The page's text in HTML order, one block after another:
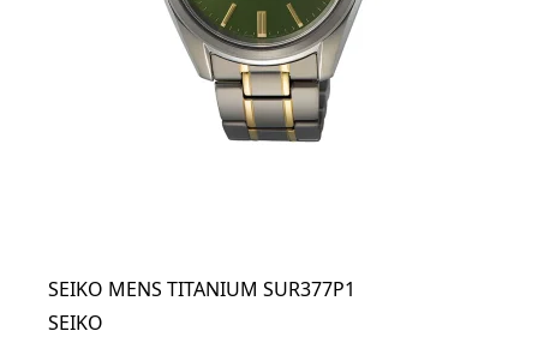
SEIKO MENS TITANIUM SUR377P1
SEIKO